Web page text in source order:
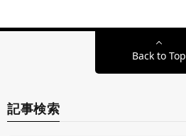
Back to Top
記事検索